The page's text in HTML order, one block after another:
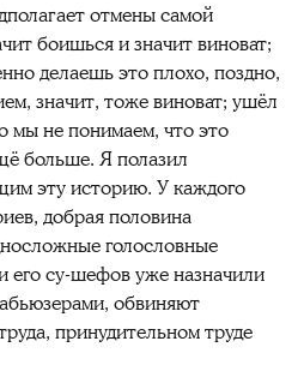
отмены самой
боишься и значит виноват;
делаешь это плохо, поздно,
значит, тоже виноват; ушёл
мы не понимаем, что это
больше. Я полазил
эту историю. У каждого
добрая половина
голословные
его су-шефов уже назначили
обвиняют
принудительном труде